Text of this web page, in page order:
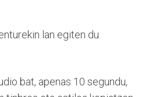
lan egiten du
bat, apenas 10 segundu,